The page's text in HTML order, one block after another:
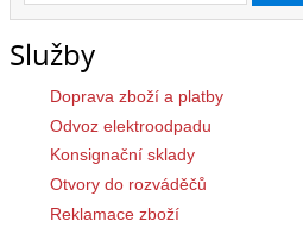
Služby
Doprava zboží a platby
Odvoz elektroodpadu
Konsignační sklady
Otvory do rozváděčů
Reklamace zboží